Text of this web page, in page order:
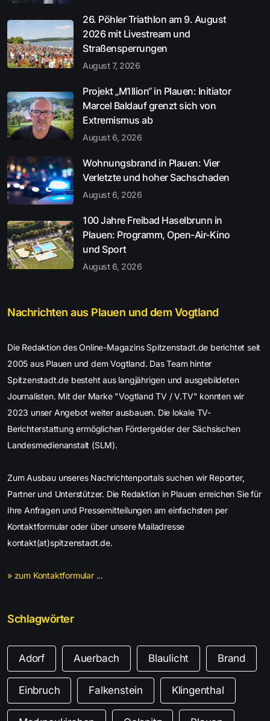
26. Pöhler Triathlon am 9. August
2026 mit Livestream und
Straßensperrungen
August 7, 2026
Projekt „M1llion“ in Plauen: Initiator
Marcel Baldauf grenzt sich von
Extremismus ab
August 6, 2026
Wohnungsbrand in Plauen: Vier
Verletzte und hoher Sachschaden
August 6, 2026
100 Jahre Freibad Haselbrunn in
Plauen: Programm, Open-Air-Kino
und Sport
August 6, 2026
Nachrichten aus Plauen und dem Vogtland
Die Redaktion des Online-Magazins Spitzenstadt.de berichtet seit
2005 aus Plauen und dem Vogtland. Das Team hinter
Spitzenstadt.de besteht aus langjährigen und ausgebildeten
Journalisten. Mit der Marke "Vogtland TV / V.TV" konnten wir
2023 unser Angebot weiter ausbauen. Die lokale TV-
Berichterstattung ermöglichen Fördergelder der Sächsischen
Landesmedienanstalt (SLM).
Zum Ausbau unseres Nachrichtenportals suchen wir Reporter,
Partner und Unterstützer. Die Redaktion in Plauen erreichen Sie für
Ihre Anfragen und Pressemitteilungen am einfachsten per
Kontaktformular oder über unsere Mailadresse
kontakt(at)spitzenstadt.de.
» zum Kontaktformular ...
Schlagwörter
Adorf Auerbach Blaulicht Brand
Einbruch Falkenstein Klingenthal